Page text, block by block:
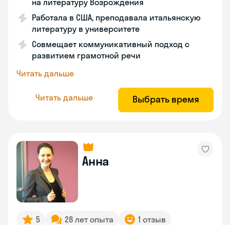
на литературу Возрождения
Работала в США, преподавала итальянскую
литературу в университете
Совмещает коммуникативный подход с
развитием грамотной речи
Читать дальше
Читать дальше Выбрать время
Анна
5 28 лет опыта 1 отзыв